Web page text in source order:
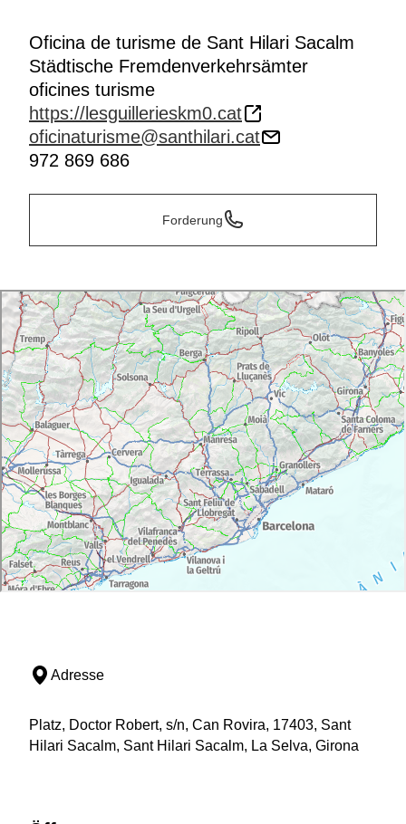
Oficina de turisme de Sant Hilari Sacalm
Städtische Fremdenverkehrsämter
oficines turisme
https://lesguillerieskm0.cat
oficinaturisme@santhilari.cat
972 869 686
Forderung
Adresse
Platz, Doctor Robert, s/n, Can Rovira, 17403, Sant
Hilari Sacalm, Sant Hilari Sacalm, La Selva, Girona